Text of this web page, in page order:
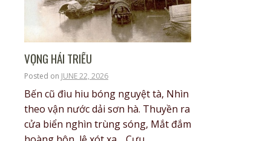
VỌNG HẢI TRIỀU
Posted on JUNE 22, 2026
Bến cũ đìu hiu bóng nguyệt tà, Nhìn
theo vận nước dải sơn hà. Thuyền ra
cửa biển nghìn trùng sóng, Mắt đắm